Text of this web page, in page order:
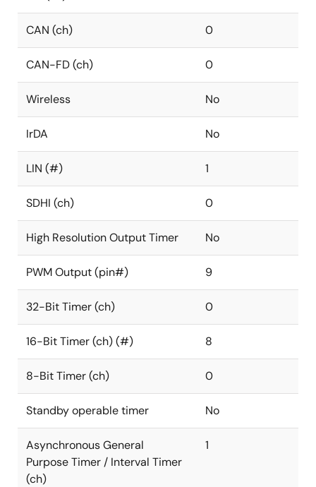
CAN (ch) 0
CAN-FD (ch) 0
Wireless No
IrDA No
LIN (#) 1
SDHI (ch) 0
High Resolution Output Timer No
PWM Output (pin#) 9
32-Bit Timer (ch) 0
16-Bit Timer (ch) (#) 8
8-Bit Timer (ch) 0
Standby operable timer No
Asynchronous General
Purpose Timer / Interval Timer
(ch)
1